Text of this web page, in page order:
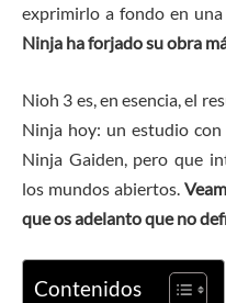
exprimirlo a fondo en una
Ninja ha forjado su obra
Nioh 3 es, en esencia, el
Ninja hoy: un estudio
Ninja Gaiden, pero que
los mundos abiertos.
que os adelanto que no
Contenidos